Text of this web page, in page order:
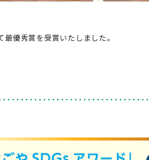
優秀賞を受賞いたしました。